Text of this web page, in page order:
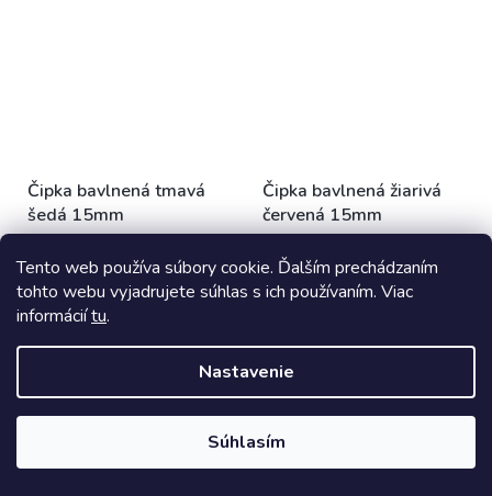
Tento web používa súbory cookie. Ďalším prechádzaním
tohto webu vyjadrujete súhlas s ich používaním. Viac
informáciítu.
Nastavenie
Súhlasím
Čipka bavlnená tmavá
šedá 15mm
Skladom
€0,53 bez DPH
€0,65/ m
DO KOŠÍKA
Čipka bavlnená žiarivá
červená 15mm
Skladom
€0,53 bez DPH
DO KOŠÍKA